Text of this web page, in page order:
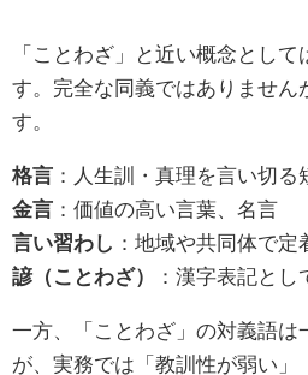
「ことわざ」と近い概念とし
す。完全な同義ではありません
す。
格言 ：人生訓・真理を言い切る
金言 ：価値の高い言葉、名言
言い習わし ：地域や共同体で定
諺（ことわざ）
：漢字表記とし
一方、「ことわざ」の対義語は
が、実務では「教訓性が弱い」